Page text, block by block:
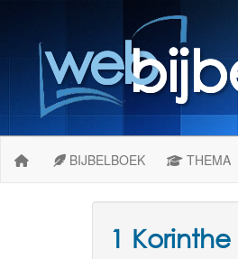
BIJBELBOEK THEMA
1 Korinthe